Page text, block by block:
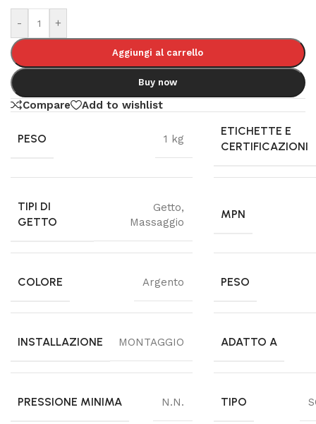
- +
Aggiungi al carrello
Buy now
Compare Add to wishlist
PESO 1 kg
ETICHETTE E
CERTIFICAZIONI
TIPI DI
GETTO
Getto,
Massaggio
MPN
COLORE Argento PESO
INSTALLAZIONE MONTAGGIO ADATTO A
PRESSIONE MINIMA N.N. TIPO